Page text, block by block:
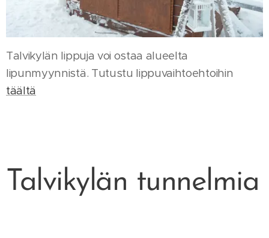
Talvikylän lippuja voi ostaa alueelta
lipunmyynnistä. Tutustu lippuvaihtoehtoihin
täältä
Talvikylän tunnelmia